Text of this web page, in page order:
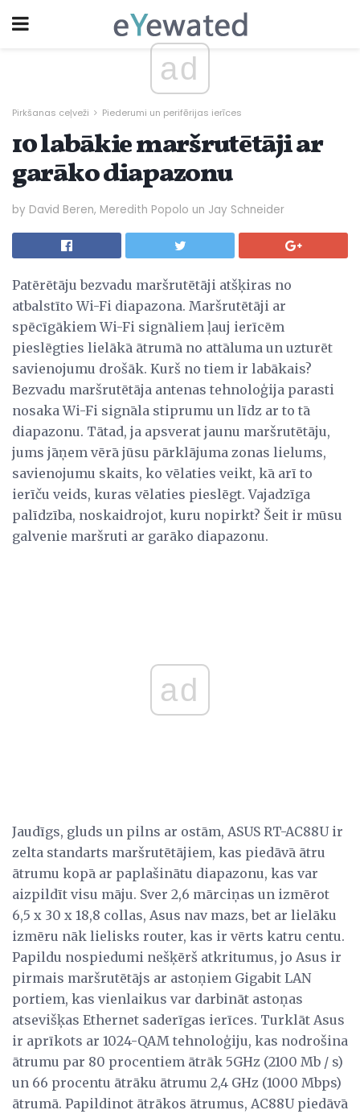
ad
Pirkšanas ceļveži Piederumi un perifērijas ierīces
10 labākie maršrutētāji ar
garāko diapazonu
by David Beren, Meredith Popolo un Jay Schneider
Patērētāju bezvadu maršrutētāji atšķiras no
atbalstīto Wi-Fi diapazona. Maršrutētāji ar
spēcīgākiem Wi-Fi signāliem ļauj ierīcēm
pieslēgties lielākā ātrumā no attāluma un uzturēt
savienojumu drošāk. Kurš no tiem ir labākais?
Bezvadu maršrutētāja antenas tehnoloģija parasti
nosaka Wi-Fi signāla stiprumu un līdz ar to tā
diapazonu. Tātad, ja apsverat jaunu maršrutētāju,
jums jāņem vērā jūsu pārklājuma zonas lielums,
savienojumu skaits, ko vēlaties veikt, kā arī to
ierīču veids, kuras vēlaties pieslēgt. Vajadzīga
palīdzība, noskaidrojot, kuru nopirkt? Šeit ir mūsu
galvenie maršruti ar garāko diapazonu.
ad
Jaudīgs, gluds un pilns ar ostām, ASUS RT-AC88U ir
zelta standarts maršrutētājiem, kas piedāvā ātru
ātrumu kopā ar paplašinātu diapazonu, kas var
aizpildīt visu māju. Sver 2,6 mārciņas un izmērot
6,5 x 30 x 18,8 collas, Asus nav mazs, bet ar lielāku
izmēru nāk lielisks router, kas ir vērts katru centu.
Papildu nospiedumi nešķērš atkritumus, jo Asus ir
pirmais maršrutētājs ar astoņiem Gigabit LAN
portiem, kas vienlaikus var darbināt astoņas
atsevišķas Ethernet saderīgas ierīces. Turklāt Asus
ir aprīkots ar 1024-QAM tehnoloģiju, kas nodrošina
ātrumu par 80 procentiem ātrāk 5GHz (2100 Mb / s)
un 66 procentu ātrāku ātrumu 2,4 GHz (1000 Mbps)
ātrumā. Papildinot ātrākos ātrumus, AC88U piedāvā